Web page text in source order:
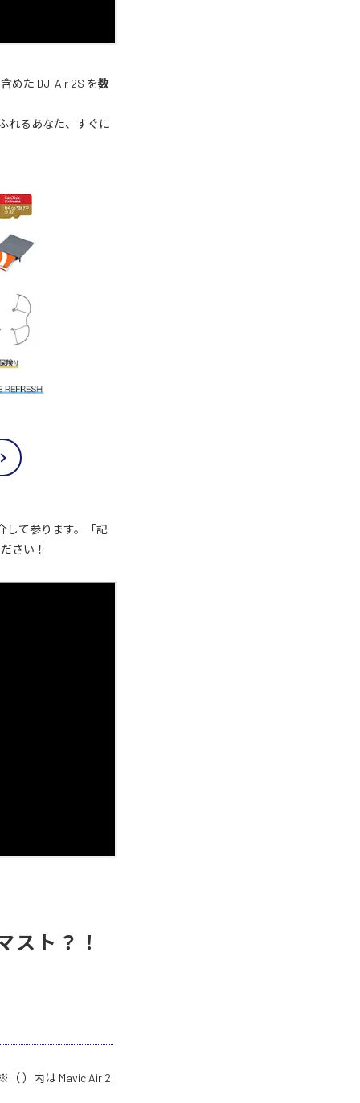
めた DJI Air 2S を数
れるあなた、すぐに
して参ります。「記
さい！
スト？！
（ ）内は Mavic Air 2